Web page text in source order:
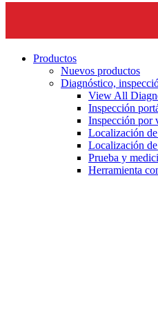
Productos
Nuevos productos
Diagnóstico,
View All
Inspección
Inspección por
Localización
Localización
Prueba y
Herramienta